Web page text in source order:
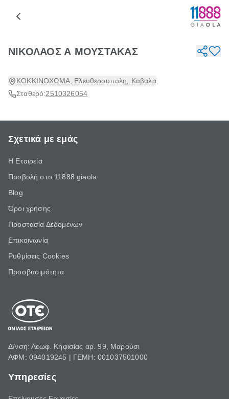
ΝΙΚΟΛΑΟΣ Α ΜΟΥΣΤΑΚΑΣ
ΚΟΚΚΙΝΟΧΩΜΑ, Ελευθερουπολη, Καβαλα
Σταθερό:2510326054
Σχετικά με εμάς
Η Εταιρεία
Προβολή στο 11888 giaola
Blog
Όροι χρήσης
Προστασία Δεδομένων
Επικοινωνία
Ρυθμίσεις Cookies
Προσβασιμότητα
Δ/νση: Λεωφ. Κηφισίας αρ. 99, Μαρούσι
ΑΦΜ: 094019245 | ΓΕΜΗ: 001037501000
Υπηρεσίες